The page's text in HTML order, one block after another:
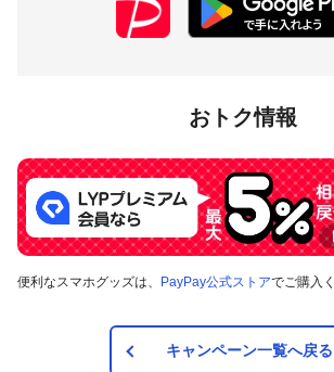
兵庫県多可郡多可町内のPayPay加盟店のう
でもご確認いただけます。
対象の支払方法
本キャンペーンの対象のお支払方法は、
法は対象外です。また、オンラインでのお
ックアップのみ対象で、それ以外は対象外
おトク情報
便利なスマホグッズは、 PayPay公式ストアでご購入
キャンペーン一覧へ戻る